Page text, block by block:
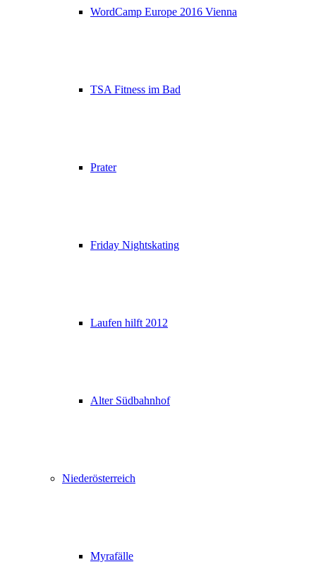
WordCamp Europe 2016 Vienna
TSA Fitness im Bad
Prater
Friday Nightskating
Laufen hilft 2012
Alter Südbahnhof
Niederösterreich
Myrafälle